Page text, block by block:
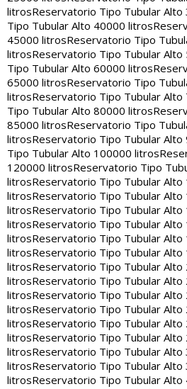
litrosReservatorio Tipo Tubular
Tipo Tubular Alto 40000 litros
45000 litrosReservatorio Tipo
litrosReservatorio Tipo Tubular
Tipo Tubular Alto 60000 litros
65000 litrosReservatorio Tipo
litrosReservatorio Tipo Tubular
Tipo Tubular Alto 80000 litros
85000 litrosReservatorio Tipo
litrosReservatorio Tipo Tubular
Tipo Tubular Alto 100000 litros
120000 litrosReservatorio Tipo
litrosReservatorio Tipo Tubular Alto
litrosReservatorio Tipo Tubular Alto
litrosReservatorio Tipo Tubular Alto
litrosReservatorio Tipo Tubular Alto
litrosReservatorio Tipo Tubular Alto
litrosReservatorio Tipo Tubular Alto
litrosReservatorio Tipo Tubular Alto
litrosReservatorio Tipo Tubular Alto
litrosReservatorio Tipo Tubular Alto
litrosReservatorio Tipo Tubular Alto
litrosReservatorio Tipo Tubular Alto
litrosReservatorio Tipo Tubular Alto
litrosReservatorio Tipo Tubular Alto
litrosReservatorio Tipo Tubular Alto
litrosReservatorio Tipo Tubular Alto